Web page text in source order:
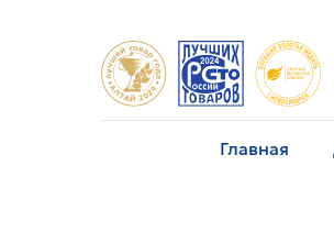
Главная